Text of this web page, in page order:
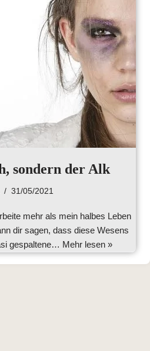
sondern der Alk
31/05/2021
mehr als mein halbes Leben
dir sagen, dass diese Wesens
gespaltene… Mehr lesen »